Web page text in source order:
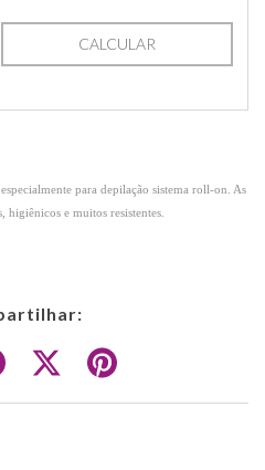
CALCULAR
para depilação sistema roll-on. As
higiênicos e muitos resistentes.